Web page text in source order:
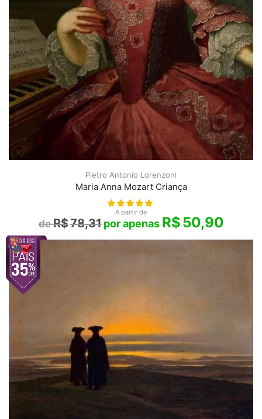
Pietro Antonio Lorenzoni
Maria Anna Mozart Criança
A partir de
R$78,31 R$50,90